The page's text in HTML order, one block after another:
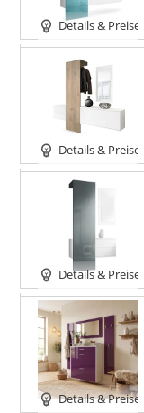
Details & Preise
Details & Preise
Details & Preise
Details & Preise